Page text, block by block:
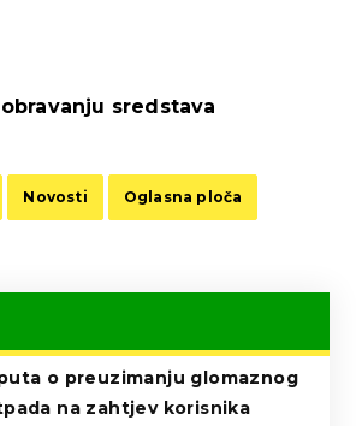
sredstava
Novosti Oglasna ploča
o preuzimanju glomaznog
na zahtjev korisnika